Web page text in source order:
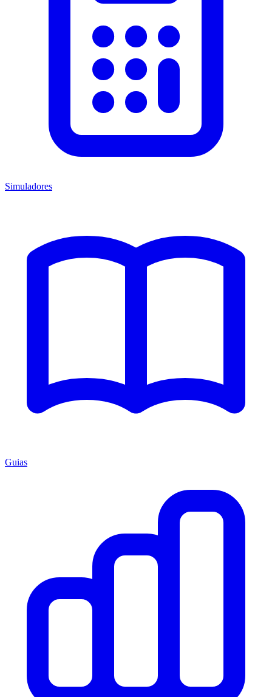
Simuladores
Guias